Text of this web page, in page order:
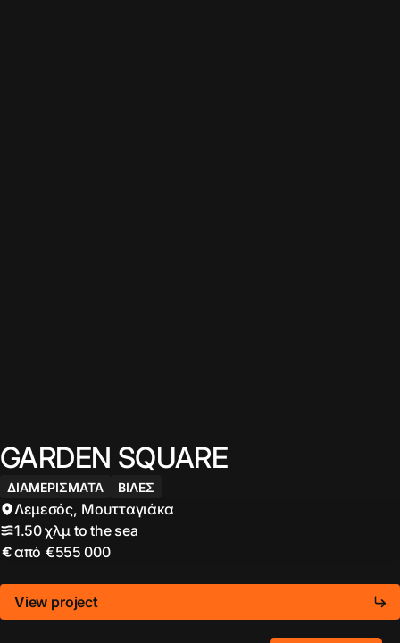
GARDEN SQUARE
ΔΙΑΜΕΡΙΣΜΑΤΑ ΒΊΛΕΣ
Λεμεσός, Μουτταγιάκα
1.50 χλμ to the sea
από €555 000
View project